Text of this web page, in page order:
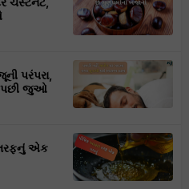
પરંપરા,
પછી જુઓ
તરફનું એક